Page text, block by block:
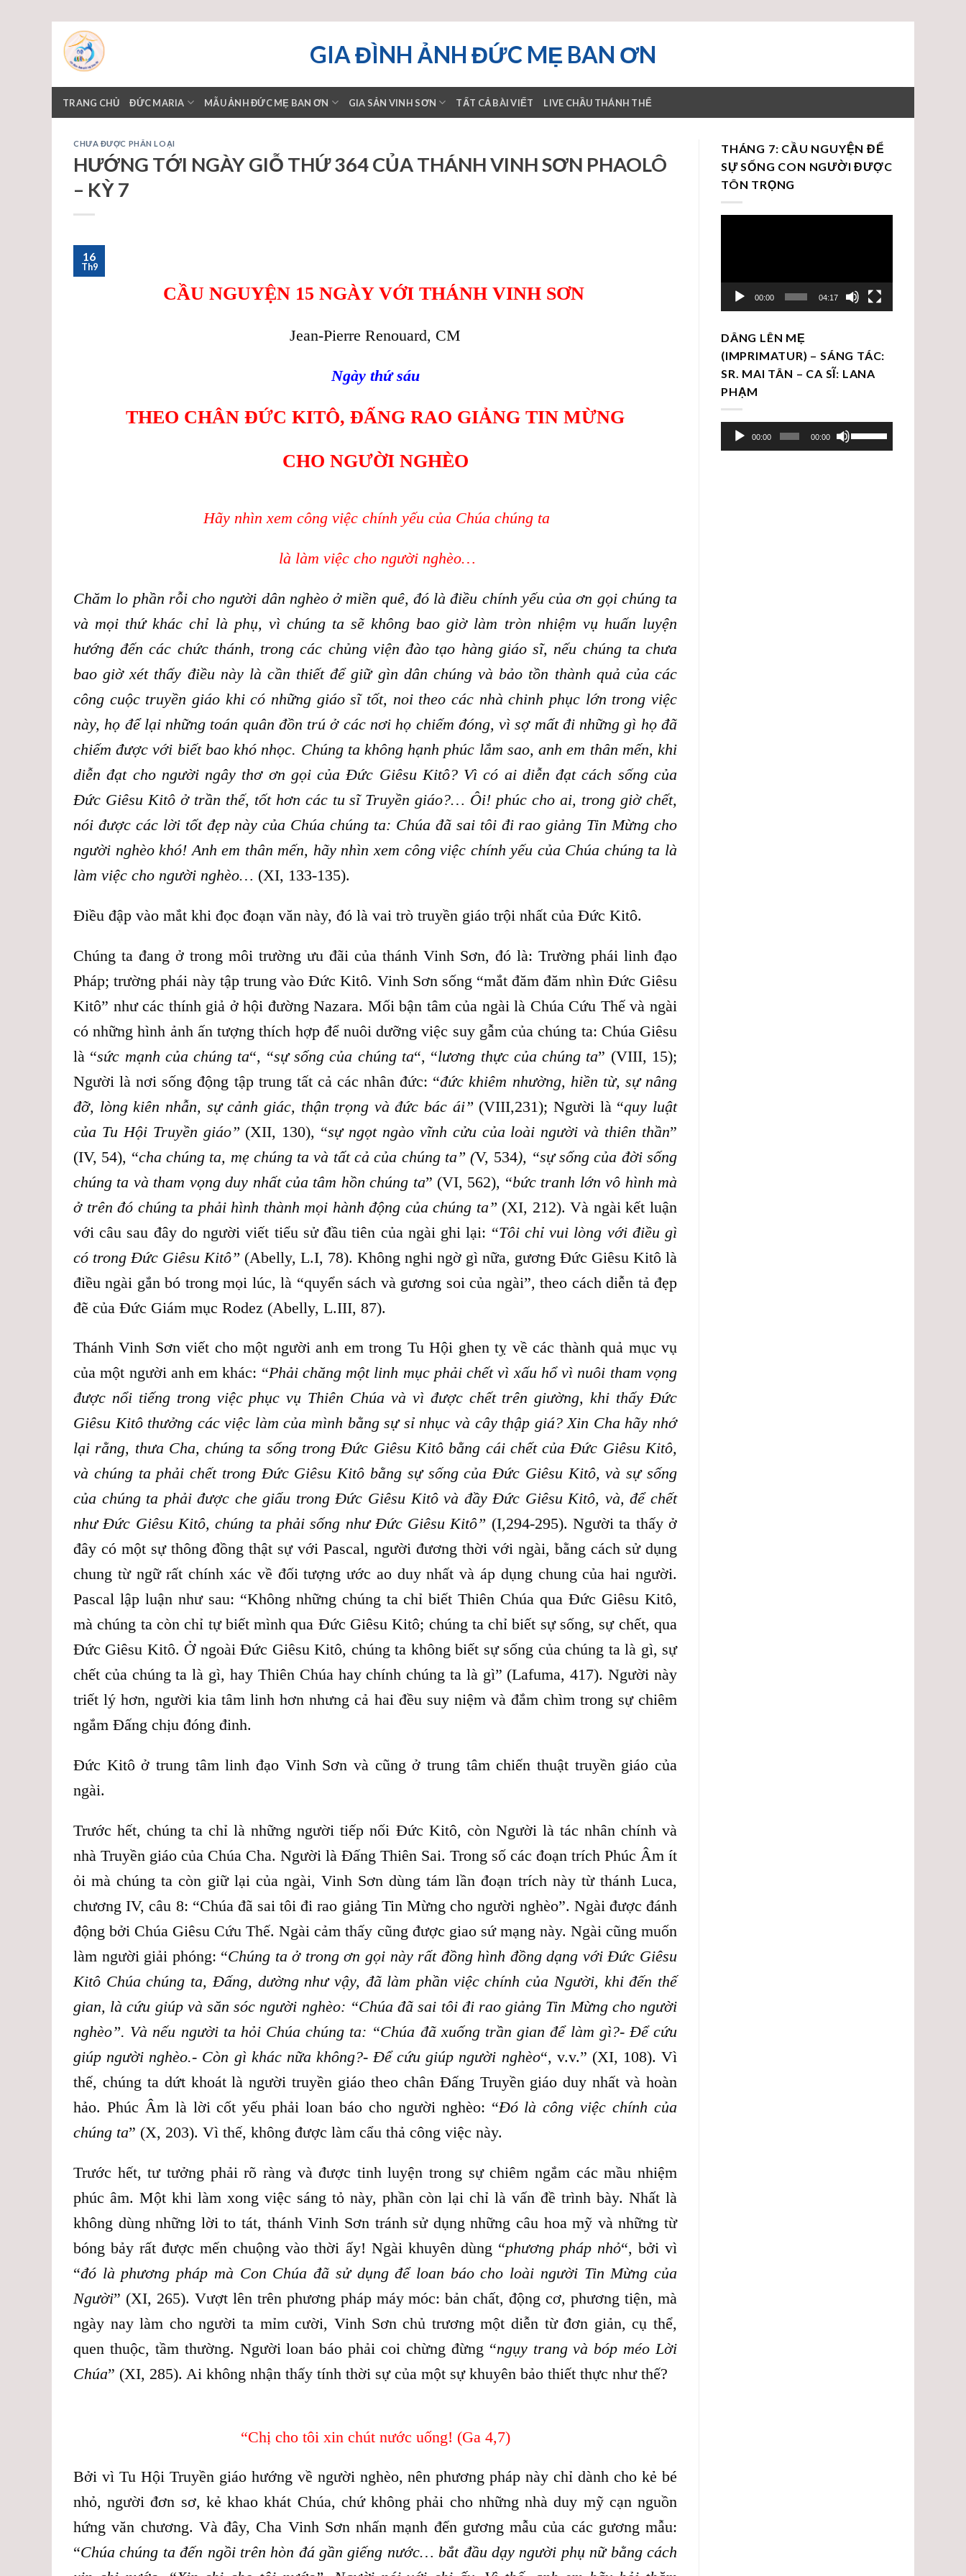
content
GIA ĐÌNH ẢNH ĐỨC MẸ BAN ƠN
TRANG CHỦ ĐỨC MARIA MẪU ẢNH ĐỨC MẸ BAN ƠN GIA SẢN VINH SƠN TẤT CẢ BÀI VIẾT LIVE CHẦU THÁNH THỂ
CHƯA ĐƯỢC PHÂN LOẠI
HƯỚNG TỚI NGÀY GIỖ THỨ 364 CỦA THÁNH VINH SƠN PHAOLÔ
– KỲ 7
16
Th9
CẦU NGUYỆN 15 NGÀY VỚI THÁNH VINH SƠN
Jean-Pierre Renouard, CM
Ngày thứ sáu
THEO CHÂN ĐỨC KITÔ, ĐẤNG RAO GIẢNG TIN MỪNG
CHO NGƯỜI NGHÈO
Hãy nhìn xem công việc chính yếu của Chúa chúng ta
là làm việc cho người nghèo…
Chăm lo phần rỗi cho người dân nghèo ở miền quê, đó là điều chính yếu của ơn gọi chúng ta
và mọi thứ khác chỉ là phụ, vì chúng ta sẽ không bao giờ làm tròn nhiệm vụ huấn luyện
hướng đến các chức thánh, trong các chủng viện đào tạo hàng giáo sĩ, nếu chúng ta chưa
bao giờ xét thấy điều này là cần thiết để giữ gìn dân chúng và bảo tồn thành quả của các
công cuộc truyền giáo khi có những giáo sĩ tốt, noi theo các nhà chinh phục lớn trong việc
này, họ để lại những toán quân đồn trú ở các nơi họ chiếm đóng, vì sợ mất đi những gì họ đã
chiếm được với biết bao khó nhọc. Chúng ta không hạnh phúc lắm sao, anh em thân mến, khi
diễn đạt cho người ngây thơ ơn gọi của Đức Giêsu Kitô? Vì có ai diễn đạt cách sống của
Đức Giêsu Kitô ở trần thế, tốt hơn các tu sĩ Truyền giáo?… Ôi! phúc cho ai, trong giờ chết,
nói được các lời tốt đẹp này của Chúa chúng ta: Chúa đã sai tôi đi rao giảng Tin Mừng cho
người nghèo khó! Anh em thân mến, hãy nhìn xem công việc chính yếu của Chúa chúng ta là
làm việc cho người nghèo… (XI, 133-135).
Điều đập vào mắt khi đọc đoạn văn này, đó là vai trò truyền giáo trội nhất của Đức Kitô.
Chúng ta đang ở trong môi trường ưu đãi của thánh Vinh Sơn, đó là: Trường phái linh đạo
Pháp; trường phái này tập trung vào Đức Kitô. Vinh Sơn sống “mắt đăm đăm nhìn Đức Giêsu
Kitô” như các thính giả ở hội đường Nazara. Mối bận tâm của ngài là Chúa Cứu Thế và ngài
có những hình ảnh ấn tượng thích hợp để nuôi dưỡng việc suy gẫm của chúng ta: Chúa Giêsu
là “sức mạnh của chúng ta“, “sự sống của chúng ta“, “lương thực của chúng ta” (VIII, 15);
Người là nơi sống động tập trung tất cả các nhân đức: “đức khiêm nhường, hiền từ, sự nâng
đỡ, lòng kiên nhẫn, sự cảnh giác, thận trọng và đức bác ái” (VIII,231); Người là “quy luật
của Tu Hội Truyền giáo” (XII, 130), “sự ngọt ngào vĩnh cửu của loài người và thiên thần”
(IV, 54), “cha chúng ta, mẹ chúng ta và tất cả của chúng ta” (V, 534), “sự sống của đời sống
chúng ta và tham vọng duy nhất của tâm hồn chúng ta” (VI, 562), “bức tranh lớn vô hình mà
ở trên đó chúng ta phải hình thành mọi hành động của chúng ta” (XI, 212). Và ngài kết luận
với câu sau đây do người viết tiểu sử đầu tiên của ngài ghi lại: “Tôi chỉ vui lòng với điều gì
có trong Đức Giêsu Kitô” (Abelly, L.I, 78). Không nghi ngờ gì nữa, gương Đức Giêsu Kitô là
điều ngài gắn bó trong mọi lúc, là “quyển sách và gương soi của ngài”, theo cách diễn tả đẹp
đẽ của Đức Giám mục Rodez (Abelly, L.III, 87).
Thánh Vinh Sơn viết cho một người anh em trong Tu Hội ghen tỵ về các thành quả mục vụ
của một người anh em khác: “Phải chăng một linh mục phải chết vì xấu hổ vì nuôi tham vọng
được nổi tiếng trong việc phục vụ Thiên Chúa và vì được chết trên giường, khi thấy Đức
Giêsu Kitô thưởng các việc làm của mình bằng sự sỉ nhục và cây thập giá? Xin Cha hãy nhớ
lại rằng, thưa Cha, chúng ta sống trong Đức Giêsu Kitô bằng cái chết của Đức Giêsu Kitô,
và chúng ta phải chết trong Đức Giêsu Kitô bằng sự sống của Đức Giêsu Kitô, và sự sống
của chúng ta phải được che giấu trong Đức Giêsu Kitô và đầy Đức Giêsu Kitô, và, để chết
như Đức Giêsu Kitô, chúng ta phải sống như Đức Giêsu Kitô” (I,294-295). Người ta thấy ở
đây có một sự thông đồng thật sự với Pascal, người đương thời với ngài, bằng cách sử dụng
chung từ ngữ rất chính xác về đối tượng ước ao duy nhất và áp dụng chung của hai người.
Pascal lập luận như sau: “Không những chúng ta chỉ biết Thiên Chúa qua Đức Giêsu Kitô,
mà chúng ta còn chỉ tự biết mình qua Đức Giêsu Kitô; chúng ta chỉ biết sự sống, sự chết, qua
Đức Giêsu Kitô. Ở ngoài Đức Giêsu Kitô, chúng ta không biết sự sống của chúng ta là gì, sự
chết của chúng ta là gì, hay Thiên Chúa hay chính chúng ta là gì” (Lafuma, 417). Người này
triết lý hơn, người kia tâm linh hơn nhưng cả hai đều suy niệm và đắm chìm trong sự chiêm
ngắm Đấng chịu đóng đinh.
Đức Kitô ở trung tâm linh đạo Vinh Sơn và cũng ở trung tâm chiến thuật truyền giáo của
ngài.
Trước hết, chúng ta chỉ là những người tiếp nối Đức Kitô, còn Người là tác nhân chính và
nhà Truyền giáo của Chúa Cha. Người là Đấng Thiên Sai. Trong số các đoạn trích Phúc Âm ít
ỏi mà chúng ta còn giữ lại của ngài, Vinh Sơn dùng tám lần đoạn trích này từ thánh Luca,
chương IV, câu 8: “Chúa đã sai tôi đi rao giảng Tin Mừng cho người nghèo”. Ngài được đánh
động bởi Chúa Giêsu Cứu Thế. Ngài cảm thấy cũng được giao sứ mạng này. Ngài cũng muốn
làm người giải phóng: “Chúng ta ở trong ơn gọi này rất đồng hình đồng dạng với Đức Giêsu
Kitô Chúa chúng ta, Đấng, dường như vậy, đã làm phần việc chính của Người, khi đến thế
gian, là cứu giúp và săn sóc người nghèo: “Chúa đã sai tôi đi rao giảng Tin Mừng cho người
nghèo”. Và nếu người ta hỏi Chúa chúng ta: “Chúa đã xuống trần gian để làm gì?- Để cứu
giúp người nghèo.- Còn gì khác nữa không?- Để cứu giúp người nghèo“, v.v.” (XI, 108). Vì
thế, chúng ta dứt khoát là người truyền giáo theo chân Đấng Truyền giáo duy nhất và hoàn
hảo. Phúc Âm là lời cốt yếu phải loan báo cho người nghèo: “Đó là công việc chính của
chúng ta” (X, 203). Vì thế, không được làm cẩu thả công việc này.
Trước hết, tư tưởng phải rõ ràng và được tinh luyện trong sự chiêm ngắm các mầu nhiệm
phúc âm. Một khi làm xong việc sáng tỏ này, phần còn lại chỉ là vấn đề trình bày. Nhất là
không dùng những lời to tát, thánh Vinh Sơn tránh sử dụng những câu hoa mỹ và những từ
bóng bảy rất được mến chuộng vào thời ấy! Ngài khuyên dùng “phương pháp nhỏ“, bởi vì
“đó là phương pháp mà Con Chúa đã sử dụng để loan báo cho loài người Tin Mừng của
Người” (XI, 265). Vượt lên trên phương pháp máy móc: bản chất, động cơ, phương tiện, mà
ngày nay làm cho người ta mỉm cười, Vinh Sơn chủ trương một diễn từ đơn giản, cụ thể,
quen thuộc, tầm thường. Người loan báo phải coi chừng đừng “ngụy trang và bóp méo Lời
Chúa” (XI, 285). Ai không nhận thấy tính thời sự của một sự khuyên bảo thiết thực như thế?
“Chị cho tôi xin chút nước uống! (Ga 4,7)
Bởi vì Tu Hội Truyền giáo hướng về người nghèo, nên phương pháp này chỉ dành cho kẻ bé
nhỏ, người đơn sơ, kẻ khao khát Chúa, chứ không phải cho những nhà duy mỹ cạn nguồn
hứng văn chương. Và đây, Cha Vinh Sơn nhấn mạnh đến gương mẫu của các gương mẫu:
“Chúa chúng ta đến ngồi trên hòn đá gần giếng nước… bắt đầu dạy người phụ nữ bằng cách
THÁNG 7: CẦU NGUYỆN ĐỂ
SỰ SỐNG CON NGƯỜI ĐƯỢC
TÔN TRỌNG
00:00 04:17
DÂNG LÊN MẸ
(IMPRIMATUR) – SÁNG TÁC:
SR. MAI TÂN – CA SĨ: LANA
PHẠM
Trình
chơi
00:00 00:00
dụng